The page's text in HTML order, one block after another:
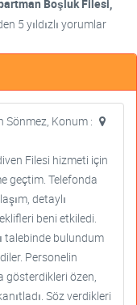
Boşluk Filesi,
5 yıldızlı yorumlar
Sönmez, Konum :
Filesi hizmeti için
geçtim. Telefonda
detaylı
beni etkiledi.
talebinde bulundum
Personelin
gösterdikleri özen,
Söz verdikleri